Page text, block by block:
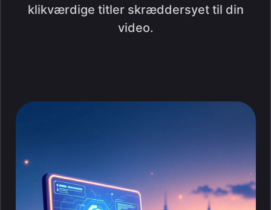
klikværdige titler skræddersyet til din
video.